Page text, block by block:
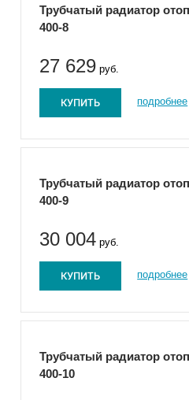
Трубчатый радиатор
400-8
27 629 руб.
КУПИТЬ подробнее
Трубчатый радиатор
400-9
30 004 руб.
КУПИТЬ подробнее
Трубчатый радиатор
400-10